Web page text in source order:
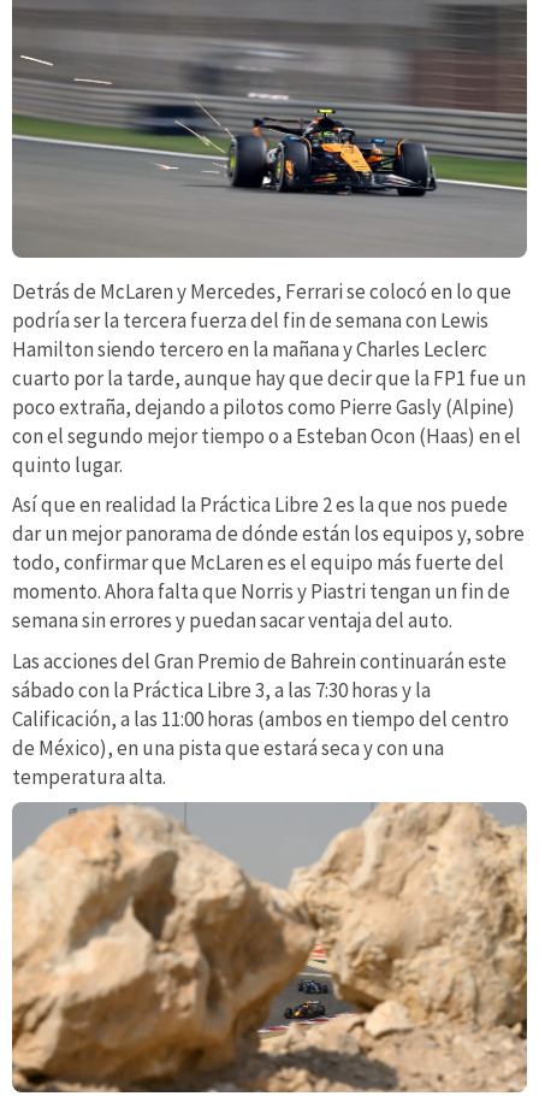
Detrás de McLaren y Mercedes, Ferrari se colocó en lo que
podría ser la tercera fuerza del fin de semana con Lewis
Hamilton siendo tercero en la mañana y Charles Leclerc
cuarto por la tarde, aunque hay que decir que la FP1 fue un
poco extraña, dejando a pilotos como Pierre Gasly (Alpine)
con el segundo mejor tiempo o a Esteban Ocon (Haas) en el
quinto lugar.
Así que en realidad la Práctica Libre 2 es la que nos puede
dar un mejor panorama de dónde están los equipos y, sobre
todo, confirmar que McLaren es el equipo más fuerte del
momento. Ahora falta que Norris y Piastri tengan un fin de
semana sin errores y puedan sacar ventaja del auto.
Las acciones del Gran Premio de Bahrein continuarán este
sábado con la Práctica Libre 3, a las 7:30 horas y la
Calificación, a las 11:00 horas (ambos en tiempo del centro
de México), en una pista que estará seca y con una
temperatura alta.